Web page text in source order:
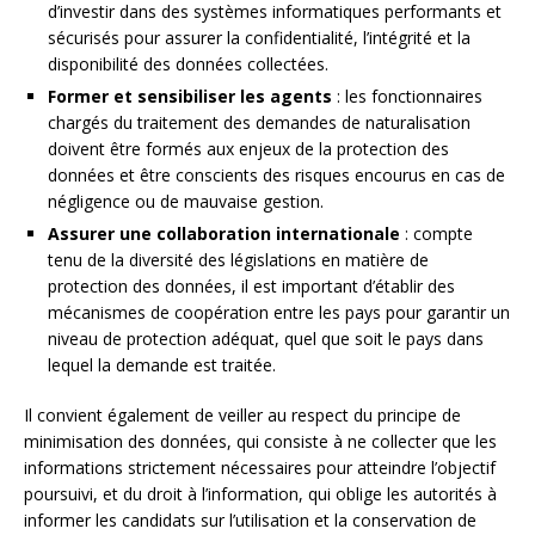
d’investir dans des systèmes informatiques performants et
sécurisés pour assurer la confidentialité, l’intégrité et la
disponibilité des données collectées.
Former et sensibiliser les agents : les fonctionnaires
chargés du traitement des demandes de naturalisation
doivent être formés aux enjeux de la protection des
données et être conscients des risques encourus en cas de
négligence ou de mauvaise gestion.
Assurer une collaboration internationale : compte
tenu de la diversité des législations en matière de
protection des données, il est important d’établir des
mécanismes de coopération entre les pays pour garantir un
niveau de protection adéquat, quel que soit le pays dans
lequel la demande est traitée.
Il convient également de veiller au respect du principe de
minimisation des données, qui consiste à ne collecter que les
informations strictement nécessaires pour atteindre l’objectif
poursuivi, et du droit à l’information, qui oblige les autorités à
informer les candidats sur l’utilisation et la conservation de